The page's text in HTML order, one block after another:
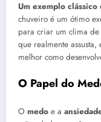
Um exemplo clássico
chuveiro é um ótimo
para criar um clima de
que realmente
melhor como
O Papel do
O medo e a